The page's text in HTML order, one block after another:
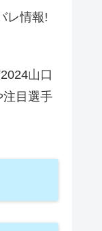
レ情報!
山口
注目選手